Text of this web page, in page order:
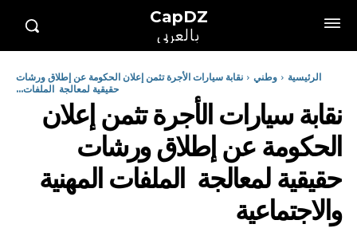
CapDZ
بالعربي
الرئيسية وطني
نقابة سيارات الأجرة تثمن إعلان الحكومة عن إطلاق ورشات
حقيقية لمعالجة الملفات...
نقابة سيارات الأجرة تثمن إعلان
الحكومة عن إطلاق ورشات
حقيقية لمعالجة الملفات المهنية
والاجتماعية